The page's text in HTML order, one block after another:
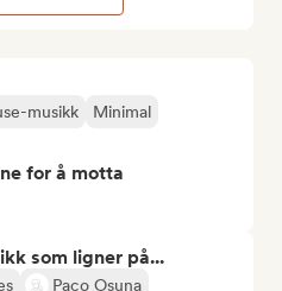
musikk
Minimal
for å motta
som ligner på...
Paco Osuna